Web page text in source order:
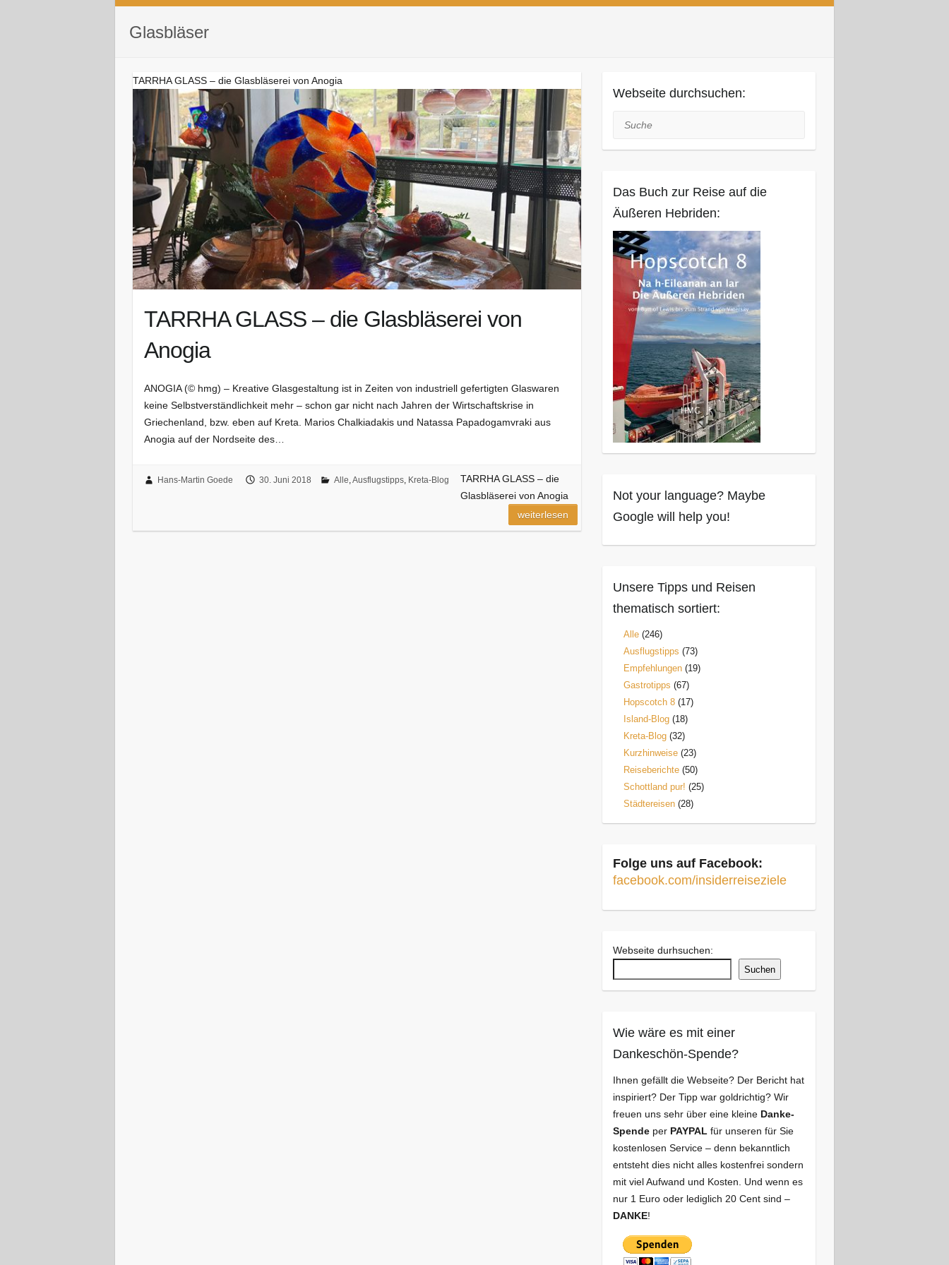
Glasbläser
TARRHA GLASS – die Glasbläserei von Anogia
TARRHA GLASS – die Glasbläserei von
Anogia
ANOGIA (© hmg) – Kreative Glasgestaltung ist in Zeiten von industriell gefertigten Glaswaren
keine Selbstverständlichkeit mehr – schon gar nicht nach Jahren der Wirtschaftskrise in
Griechenland, bzw. eben auf Kreta. Marios Chalkiadakis und Natassa Papadogamvraki aus
Anogia auf der Nordseite des…
Hans-Martin Goede 30. Juni 2018 Alle,Ausflugstipps, Kreta-Blog
TARRHA GLASS – die
Glasbläserei von Anogia
weiterlesen
Webseite durchsuchen:
Suche
Das Buch zur Reise auf die
Äußeren Hebriden:
Not your language? Maybe
Google will help you!
Unsere Tipps und Reisen
thematisch sortiert:
Alle(246)
Ausflugstipps (73)
Empfehlungen(19)
Gastrotipps (67)
Hopscotch 8(17)
Island-Blog(18)
Kreta-Blog(32)
Kurzhinweise(23)
Reiseberichte(50)
Schottland pur! (25)
Städtereisen(28)
Folge uns auf Facebook:
facebook.com/insiderreiseziele
Webseite durhsuchen:
Suchen
Wie wäre es mit einer
Dankeschön-Spende?
Ihnen gefällt die Webseite? Der Bericht hat
inspiriert? Der Tipp war goldrichtig? Wir
freuen uns sehr über eine kleine Danke-
Spendeper PAYPAL für unseren für Sie
kostenlosen Service – denn bekanntlich
entsteht dies nicht alles kostenfrei sondern
mit viel Aufwand und Kosten. Und wenn es
nur 1 Euro oder lediglich 20 Cent sind –
DANKE!